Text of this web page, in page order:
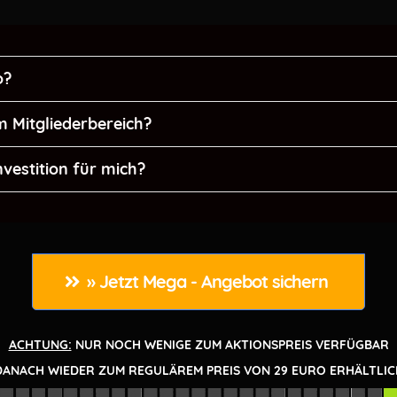
Mitgliederbereich?
für mich?
rockst Du die Szene
Mitgliederbereich, bekommst Du noch viel
» Jetzt Mega - Angebot sichern
ACHTUNG: NUR NOCH WENIGE ZUM AKTIONSPREIS VERFÜGBAR
WIEDER ZUM REGULÄREM PREIS VON 29 EURO